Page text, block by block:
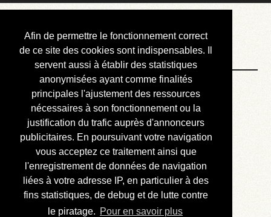
Afin de permettre le fonctionnement correct
de ce site des cookies sont indispensables. Il
servent aussi à établir des statistiques
anonymisées ayant comme finalités
principales l'ajustement des ressources
nécessaires à son fonctionnement ou la
justification du trafic auprès d'annonceurs
publicitaires. En poursuivant votre navigation
vous acceptez ce traitement ainsi que
l'enregistrement de données de navigation
liées à votre adresse IP, en particulier à des
fins statistiques, de debug et de lutte contre
le piratage. Pour en savoir plus
Courbis, « LE »
Blog Officiel
Bienvenue
Réalisations
Divers (et d’été)
Annonces
Liens externes
Téléchargement